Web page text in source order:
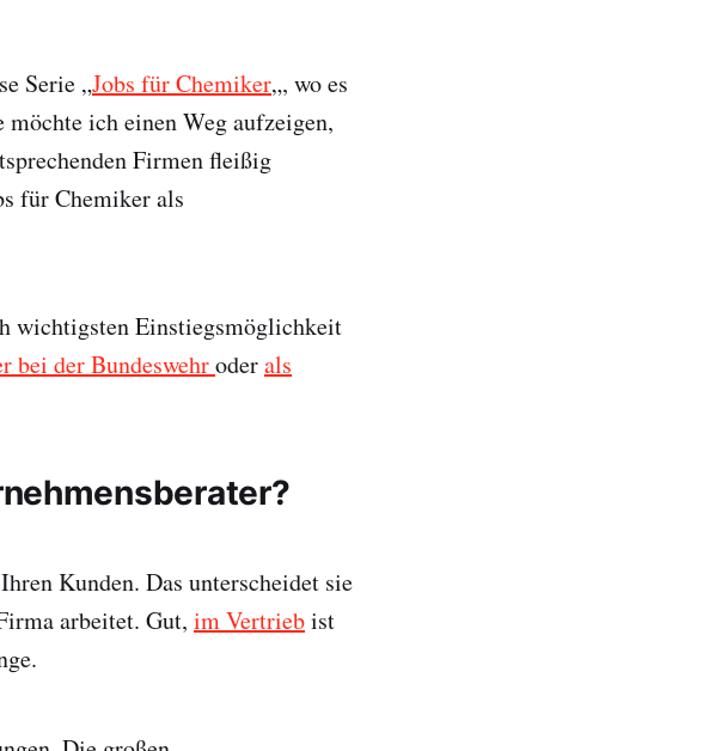
Serie „Jobs für Chemiker„, wo es
ich einen Weg aufzeigen,
Firmen fleißig
für Chemiker als
wichtigsten Einstiegsmöglichkeit
bei der Bundeswehroderals
Kunden. Das unterscheidet sie
arbeitet. Gut, im Vertriebist